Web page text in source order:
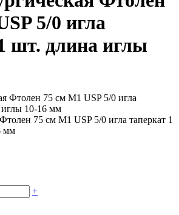
5/0 игла
шт. длина иглы
75 см М1 USP 5/0 игла таперкат 1
мм
+